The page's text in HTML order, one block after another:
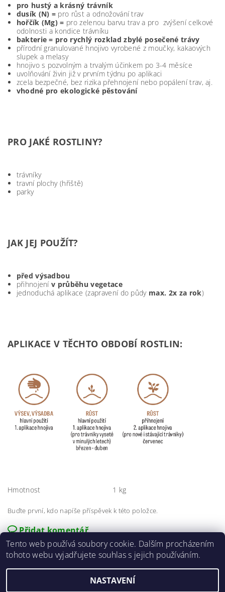
pro hustý a krásný trávník
dusík (N) = pro růst a odnožování trav
hořčík (Mg) = pro zelenou barvu trav a pro zvýšení celkové
odolnosti a kondice trávníku
bakterie = pro rychlý rozklad zbylé posečené trávy
přírodní granulované hnojivo vyrobené z moučky, kakaových
slupek a melasy
hnojivo s pozvolným a trvalým účinkem po 3-4 měsíce
uvolňování živin již v prvním týdnu po aplikaci
zcela bezpečné, bez rizika přehnojení nebo popálení trav, aj.
vhodné pro ekologické pěstování
PRO JAKÉ ROSTLINY?
trávníky
travní plochy (hřiště)
parky
JAK JEJ POUŽÍT?
před výsadbou
přihnojenív průběhu vegetace
jednoduchá aplikace (zapravení do půdy max. 2x za rok)
APLIKACE V TĚCHTO OBDOBÍ ROSTLIN:
Hmotnost 1 kg
Buďte první, kdo napíše příspěvek k této položce.
Přidat komentář
Tento web používá soubory cookie. Dalším procházením
tohoto webu vyjadřujete souhlas s jejich používáním.
NASTAVENÍ